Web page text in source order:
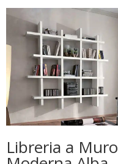
286,80€
a
358,80€
Libreria a Muro